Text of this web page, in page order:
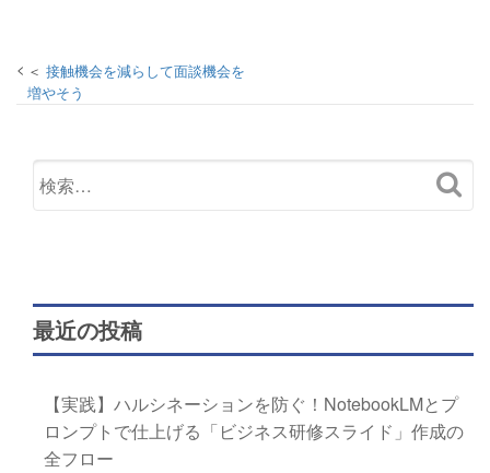
接触機会を減らして面談機会を
増やそう
最近の投稿
【実践】ハルシネーションを防ぐ！NotebookLMとプ
ロンプトで仕上げる「ビジネス研修スライド」作成の
全フロー